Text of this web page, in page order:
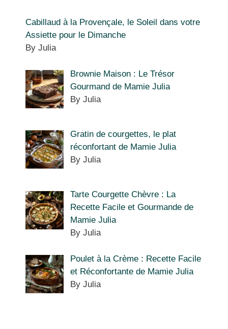
Cabillaud à la Provençale, le Soleil dans votre
Assiette pour le Dimanche
By Julia
Brownie Maison : Le Trésor
Gourmand de Mamie Julia
By Julia
Gratin de courgettes, le plat
réconfortant de Mamie Julia
By Julia
Tarte Courgette Chèvre : La
Recette Facile et Gourmande de
Mamie Julia
By Julia
Poulet à la Crème : Recette Facile
et Réconfortante de Mamie Julia
By Julia